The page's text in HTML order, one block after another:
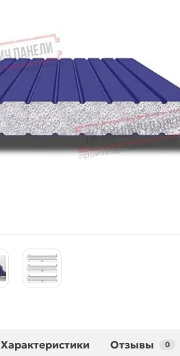
Характеристики Отзывы 0